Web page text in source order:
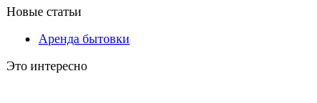
Новые статьи
Аренда бытовки
Это интересно